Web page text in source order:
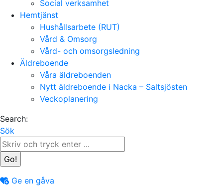
Social verksamhet
Hemtjänst
Hushållsarbete (RUT)
Vård & Omsorg
Vård- och omsorgsledning
Äldreboende
Våra äldreboenden
Nytt äldreboende i Nacka – Saltsjösten
Veckoplanering
Search:
Sök
Ge en gåva